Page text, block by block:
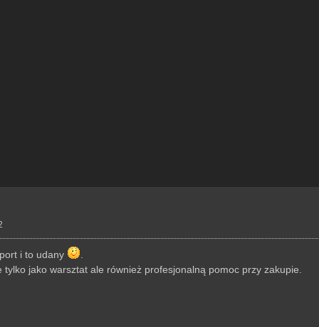
i to udany
jako warsztat ale również profesjonalną pomoc przy zakupie.